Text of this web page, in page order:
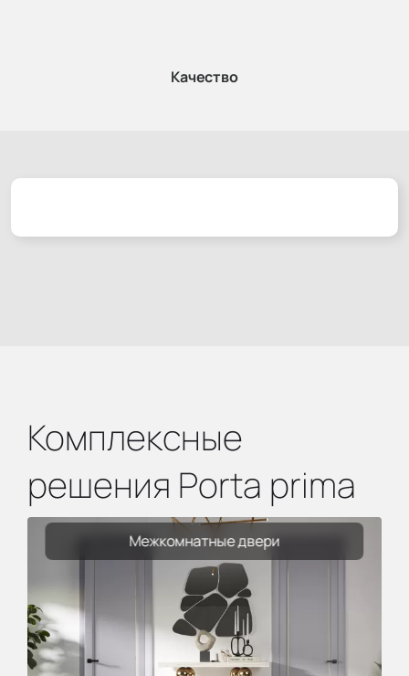
Качество
Комплексные
решения Porta prima
Межкомнатные двери